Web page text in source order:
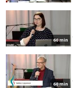
60 min
60 min